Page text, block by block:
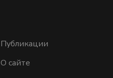
Публикации
О сайте